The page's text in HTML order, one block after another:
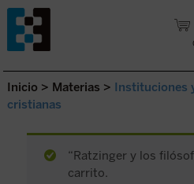
Saltar al contenido.
Inicio > Materias > Instituciones
cristianas
“Ratzinger y los
carrito.